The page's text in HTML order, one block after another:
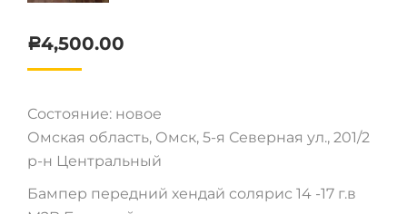
Р4,500.00
Состояние: новое
Омская область, Омск, 5-я Северная ул., 201/2
р-н Центральный
Бампер передний хендай солярис 14 -17 г.в